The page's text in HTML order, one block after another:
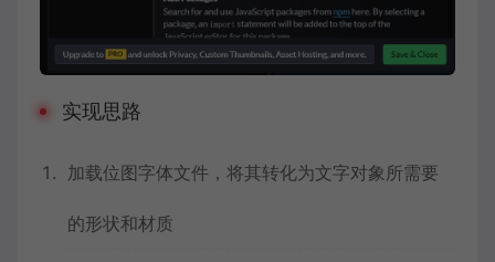
实现思路
加载位图字体文件，将其转化为文字对象所需要
的形状和材质